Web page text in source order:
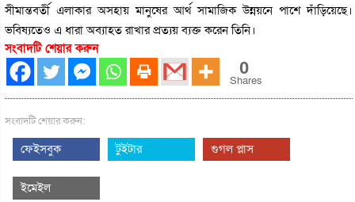
সীমান্তবর্তী এলাকার অসহায় মানুষের আর্থ সামাজিক উন্নয়নে পাশে দাঁড়িয়েছে।
ভবিষ্যতেও এ ধারা অব্যাহত রাখার প্রত্যয় ব্যক্ত করেন তিনি।
সংবাদটি শেয়ার করুন
0
Shares
সংবাদটি শেয়ার করুন:
ফেইসবুক টুইটার গুগল প্লাস
ইমেইল